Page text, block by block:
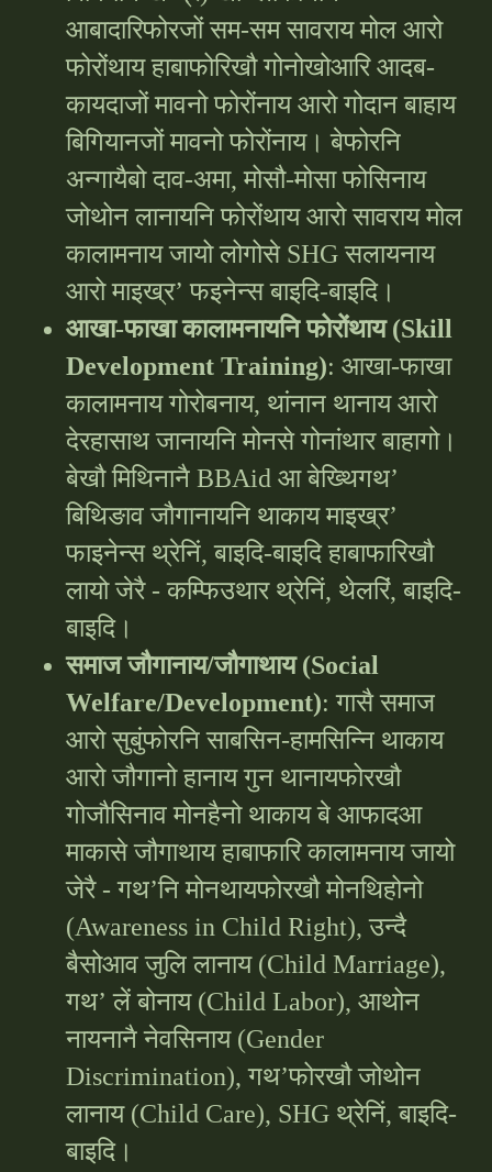
आबादारिफोरजों सम-सम सावराय मोल आरो
फोरोंथाय हाबाफोरिखौ गोनोखोआरि आदब-
कायदाजों मावनो फोरोंनाय आरो गोदान बाहाय
बिगियानजों मावनो फोरोंनाय। बेफोरनि
अन्गायैबो दाव-अमा, मोसौ-मोसा फोसिनाय
जोथोन लानायनि फोरोंथाय आरो सावराय मोल
कालामनाय जायो लोगोसे SHG सलायनाय
आरो माइख्र’ फइनेन्स बाइदि-बाइदि।
आखा-फाखा कालामनायनि फोरोंथाय (Skill
Development Training): आखा-फाखा
कालामनाय गोरोबनाय, थांनान थानाय आरो
देरहासाथ जानायनि मोनसे गोनांथार बाहागो।
बेखौ मिथिनानै BBAid आ बेख्थिगथ’
बिथिङाव जौगानायनि थाकाय माइख्र’
फाइनेन्स थ्रेनिं, बाइदि-बाइदि हाबाफारिखौ
लायो जेरै - कम्फिउथार थ्रेनिं, थेलरिं, बाइदि-
बाइदि।
समाज जौगानाय/जौगाथाय (Social
Welfare/Development): गासै समाज
आरो सुबुंफोरनि साबसिन-हामसिन्नि थाकाय
आरो जौगानो हानाय गुन थानायफोरखौ
गोजौसिनाव मोनहैनो थाकाय बे आफादआ
माकासे जौगाथाय हाबाफारि कालामनाय जायो
जेरै - गथ’नि मोनथायफोरखौ मोनथिहोनो
(Awareness in Child Right), उन्दै
बैसोआव जुलि लानाय (Child Marriage),
गथ’ लें बोनाय (Child Labor), आथोन
नायनानै नेवसिनाय (Gender
Discrimination), गथ’फोरखौ जोथोन
लानाय (Child Care), SHG थ्रेनिं, बाइदि-
बाइदि।